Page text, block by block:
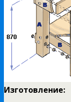
Изготовление: